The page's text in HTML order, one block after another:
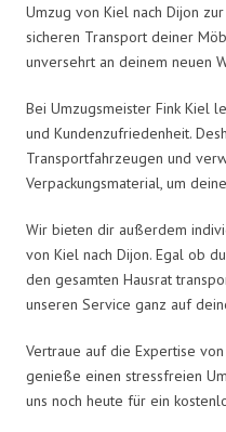
Umzug von Kiel nach Dijon
sicheren Transport deiner
unversehrt an deinem neuen
Bei Umzugsmeister Fink Kiel
und Kundenzufriedenheit.
Transportfahrzeugen und
Verpackungsmaterial, um
Wir bieten dir außerdem
von Kiel nach Dijon. Egal ob
den gesamten Hausrat
unseren Service ganz auf
Vertraue auf die Expertise
genieße einen stressfreien
uns noch heute für ein